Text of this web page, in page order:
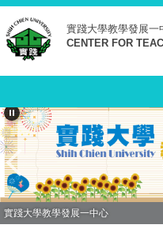
跳
到
主
要
容
區
實踐大學教學發展一
CENTER FOR
實踐大學教學發展一中心